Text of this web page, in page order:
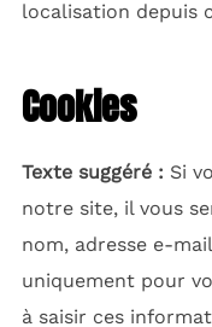
localisation depuis
Cookies
Texte suggéré : Si
notre site, il vous
nom, adresse e-
uniquement pour
à saisir ces